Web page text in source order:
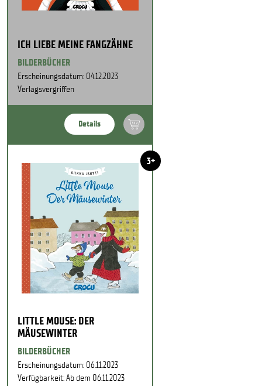
ICH LIEBE MEINE FANGZÄHNE
BILDERBÜCHER
Erscheinungsdatum: 04.12.2023
Verlagsvergriffen
Details
3+
LITTLE MOUSE: DER
MÄUSEWINTER
BILDERBÜCHER
Erscheinungsdatum: 06.11.2023
Verfügbarkeit: Ab dem 06.11.2023